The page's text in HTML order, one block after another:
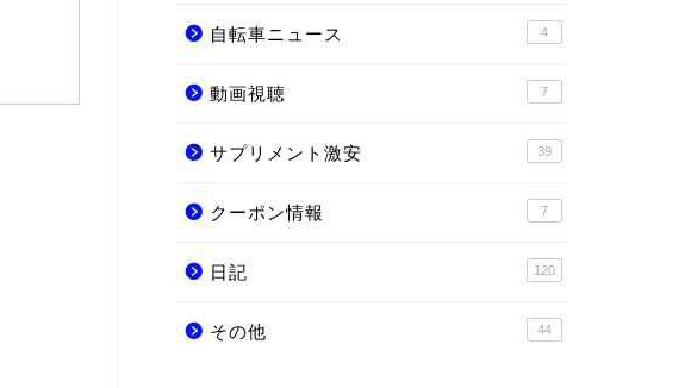
自転車ニュース 4
動画視聴 7
サプリメント激安 39
クーポン情報 7
日記 120
その他 44